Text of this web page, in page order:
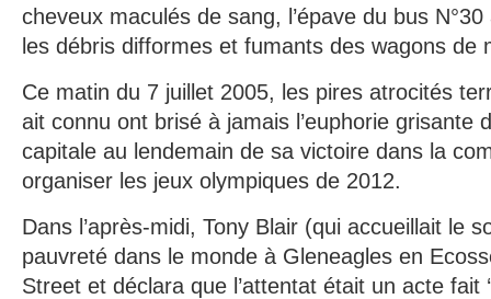
cheveux maculés de sang, l’épave du bus
les débris difformes et fumants des wagons de
Ce matin du 7 juillet 2005, les pires atrocités
ait connu ont brisé à jamais l’euphorie grisante
capitale au lendemain de sa victoire dans la
organiser les jeux olympiques de 2012.
Dans l’après-midi, Tony Blair (qui accueillait le
pauvreté dans le monde à Gleneagles en
Street et déclara que l’attentat était un acte fait